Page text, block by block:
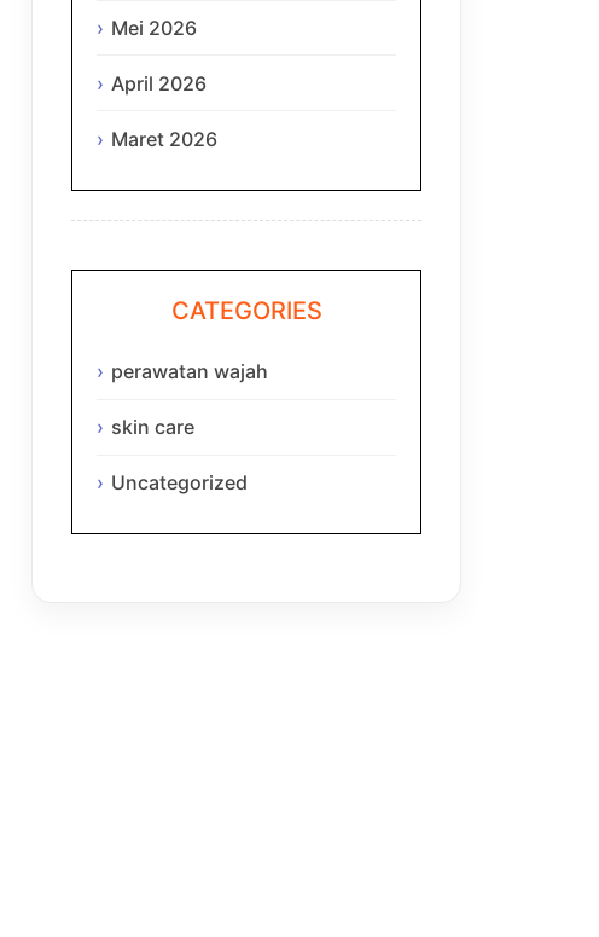
Mei 2026
April 2026
Maret 2026
CATEGORIES
perawatan wajah
skin care
Uncategorized